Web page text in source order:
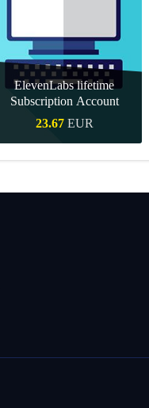
ElevenLabs lifetime
Subscription Account
23.67 EUR
Achat rapide